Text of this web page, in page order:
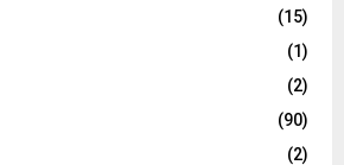
(15)
(1)
(2)
(90)
(2)